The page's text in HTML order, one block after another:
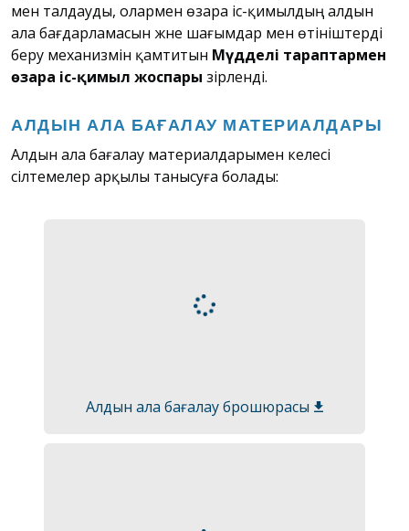
мен талдауды, олармен өзара іс-қимылдың алдын
ала бағдарламасын және шағымдар мен өтініштерді
беру механизмін қамтитын Мүдделі тараптармен
өзара іс-қимыл жоспары әзірленді.
АЛДЫН АЛА БАҒАЛАУ МАТЕРИАЛДАРЫ
Алдын ала бағалау материалдарымен келесі
сілтемелер арқылы танысуға болады:
Алдын ала бағалау брошюрасы